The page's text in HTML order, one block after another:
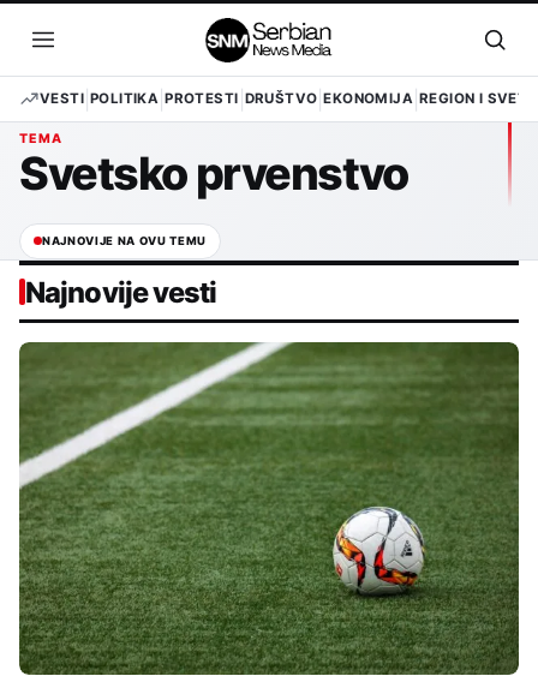
sadržaj
Otvori
meni
VESTI POLITIKA PROTESTI DRUŠTVO EKONOMIJA REGION I SVET
TEMA
Svetsko prvenstvo
NAJNOVIJE NA OVU TEMU
Najnovije vesti